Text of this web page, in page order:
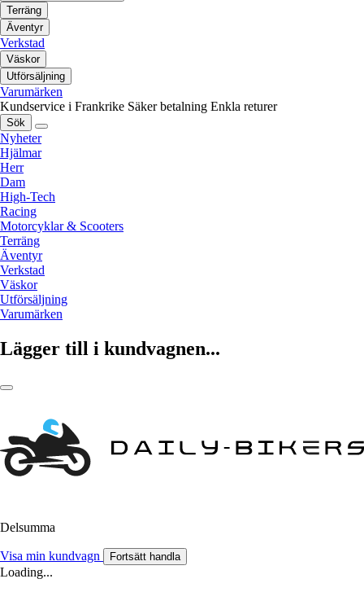
Terräng
Äventyr
Verkstad
Väskor
Utförsäljning
Varumärken
Kundservice i Frankrike Säker betalning Enkla returer
Sök
Nyheter
Hjälmar
Herr
Dam
High-Tech
Racing
Motorcyklar & Scooters
Terräng
Äventyr
Verkstad
Väskor
Utförsäljning
Varumärken
Lägger till i kundvagnen...
Delsumma
Visa min kundvagn Fortsätt handla
Loading...